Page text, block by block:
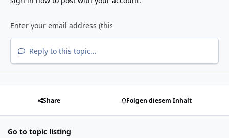
Reply to this topic...
Share Folgen diesem Inhalt
Go to topic listing